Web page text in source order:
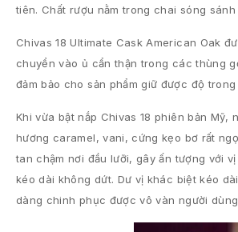
tiên. Chất rượu nằm trong chai sóng
Chivas 18 Ultimate Cask American Oak
chuyển vào ủ cẩn thận trong các thùng
đảm bảo cho sản phẩm giữ được độ
Khi vừa bật nắp Chivas 18 phiên bản
hương caramel, vani, cứng kẹo bơ rất
tan chậm nơi đầu lưỡi, gây ấn tượng với
kéo dài không dứt. Dư vị khác biệt kéo
dàng chinh phục được vô vàn người